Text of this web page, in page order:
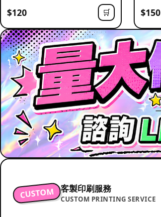
$120 🛒 $150
CUSTOM 客製印刷服務
CUSTOM PRINTING SERVICE